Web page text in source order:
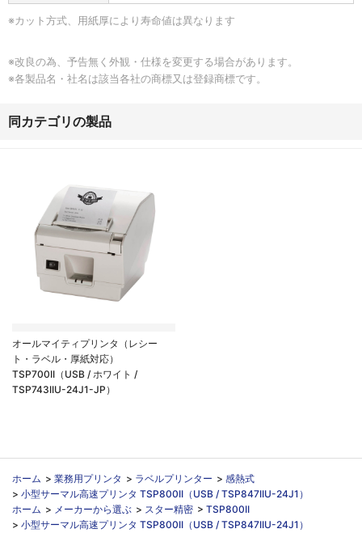
※カット方式、用紙厚により寿命値は異なります
※改良の為、予告無く外観・仕様を変更する場合があります。
※各製品名・社名は該当各社の商標又は登録商標です。
同カテゴリの製品
オールマイティプリンタ（レシー
ト・ラベル・厚紙対応）
TSP700II（USB / ホワイト /
TSP743IIU-24J1-JP）
ホーム > 業務用プリンタ > ラベルプリンター > 感熱式
> 小型サーマル高速プリンタ TSP800II（USB / TSP847IIU-24J1）
ホーム > メーカーから選ぶ > スター精密 > TSP800II
> 小型サーマル高速プリンタ TSP800II（USB / TSP847IIU-24J1）